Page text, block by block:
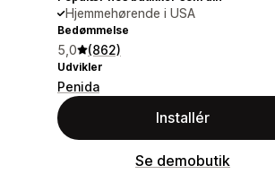
Hjemmehørende i USA
Bedømmelse
5,0 (862)
Udvikler
Penida
Installér
Se demobutik